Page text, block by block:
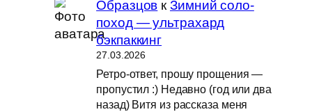
Образцов кЗимний соло-
поход — ультрахард
бэкпаккинг
27.03.2026
Ретро-ответ, прошу прощения —
пропустил :) Недавно (год или два
назад) Витя из рассказа меня